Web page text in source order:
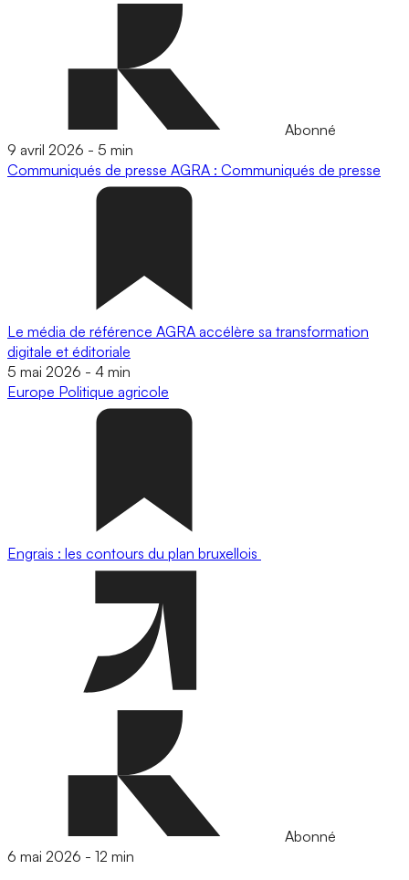
Abonné
9 avril 2026 - 5 min
Communiqués de presse AGRA : Communiqués de presse
Le média de référence AGRA accélère sa transformation
digitale et éditoriale
5 mai 2026 - 4 min
Europe Politique agricole
Engrais : les contours du plan bruxellois
Abonné
6 mai 2026 - 12 min